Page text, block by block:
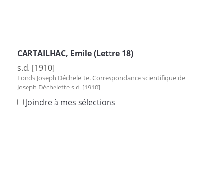
CARTAILHAC, Emile (Lettre 18)
s.d. [1910]
Fonds Joseph Déchelette. Correspondance scientifique de
Joseph Déchelette s.d. [1910]
Joindre à mes sélections